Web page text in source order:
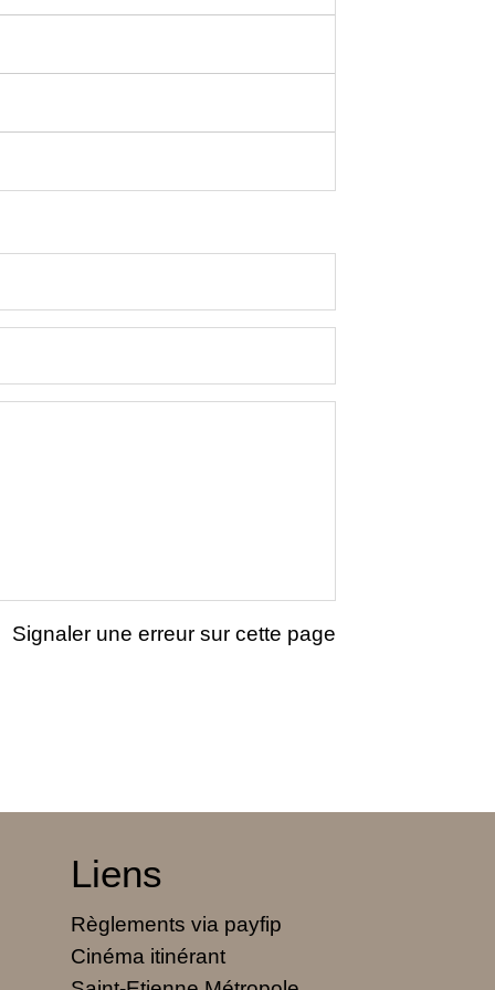
Signaler une erreur sur cette page
Liens
Règlements via payfip
Cinéma itinérant